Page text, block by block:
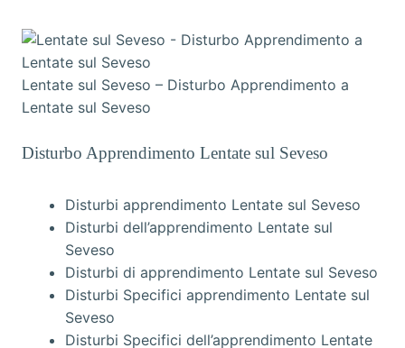
Lentate sul Seveso – Disturbo Apprendimento a
Lentate sul Seveso
Disturbo Apprendimento Lentate sul Seveso
Disturbi apprendimento Lentate sul Seveso
Disturbi dell’apprendimento Lentate sul
Seveso
Disturbi di apprendimento Lentate sul Seveso
Disturbi Specifici apprendimento Lentate sul
Seveso
Disturbi Specifici dell’apprendimento Lentate